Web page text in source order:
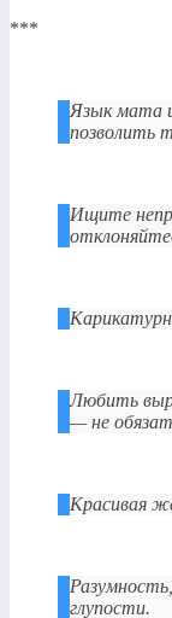
***
Язык мата и
позволить
Ищите
Любить
— не
Красивая
глупости.